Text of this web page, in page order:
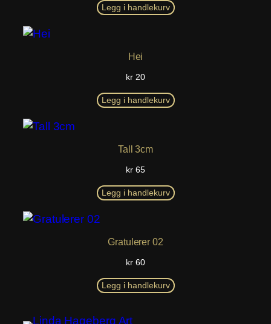
var:
kr 60.
er:
kr 40.
Legg i handlekurv
Hei
kr 20
Legg i handlekurv
Tall 3cm
kr 65
Legg i handlekurv
Gratulerer 02
kr 60
Legg i handlekurv